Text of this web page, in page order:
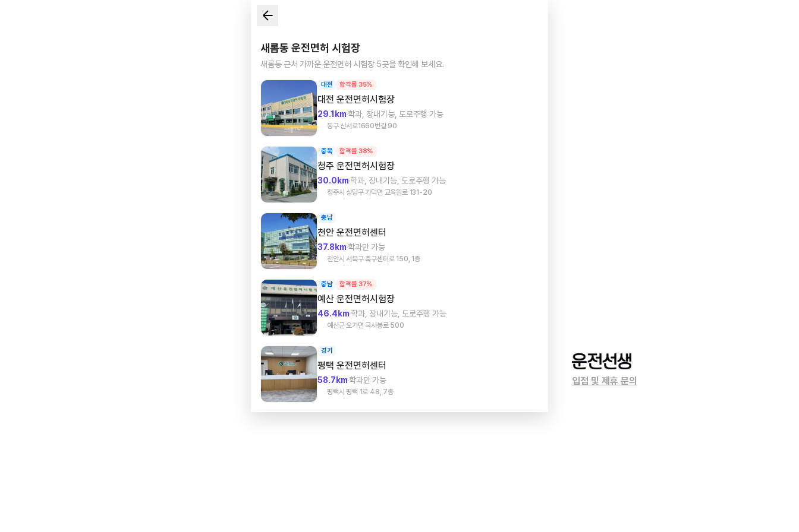
새롬동 운전면허 시험장
새롬동 근처 가까운 운전면허 시험장 5곳을 확인해 보세요.
대전 합격률 35%
대전 운전면허시험장
29.1km학과, 장내기능, 도로주행 가능
동구 산서로1660번길 90
충북 합격률 38%
청주 운전면허시험장
30.0km학과, 장내기능, 도로주행 가능
청주시 상당구 가덕면 교육원로 131-20
충남
천안 운전면허센터
37.8km학과만 가능
천안시 서북구 축구센터로 150, 1층
충남 합격률 37%
예산 운전면허시험장
46.4km학과, 장내기능, 도로주행 가능
예산군 오가면 국사봉로 500
경기
평택 운전면허센터
58.7km학과만 가능
평택시 평택 1로 48, 7층
입점 및 제휴 문의